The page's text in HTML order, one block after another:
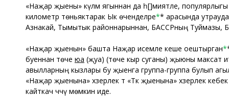
«Наҗар җыены» күләм ягыннан да әһ[ә]миятле, популярлыгы
километр төньяктарак Ык өченделәре** арасында
Азнакай, Тымытык районнарыннан, БАССРның Туймазы,
«Наҗар җыенын» башта Наҗар исемле кеше оештырган*
буеннан төче юа (җуа) (төче кыр суганы) җыюны максат
авылларның кызлары бу җыенга группа-группа булып
«Наҗар җыенына» хәзерлек тә «Тәкә җыенына» хәзерлек
кайткач чәчү мөмкин иде.